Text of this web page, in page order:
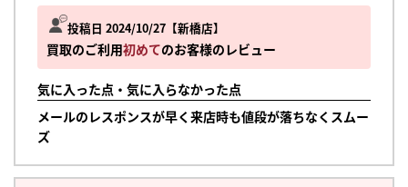
投稿日 2024/10/27 新橋店
買取のご利用初めてのお客様のレビュー
気に入った点・気に入らなかった点
メールのレスポンスが早く来店時も値段が落ちなくスムー
ズ